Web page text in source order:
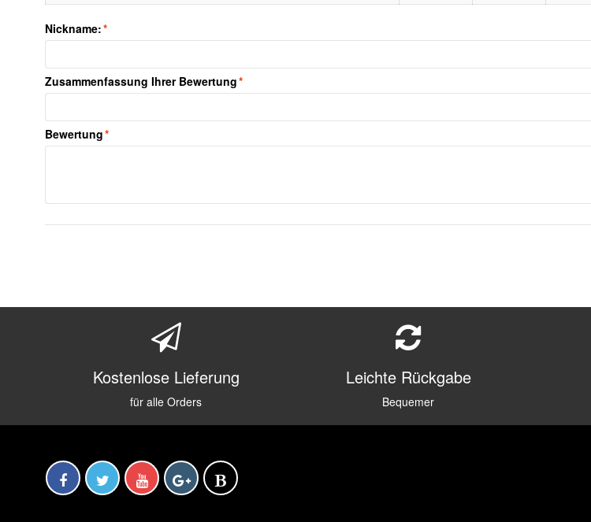
*
Nickname:
*
Zusammenfassung Ihrer Bewertung
*
Bewertung
Kostenlose Lieferung
für alle Orders
Leichte Rückgabe
Bequemer